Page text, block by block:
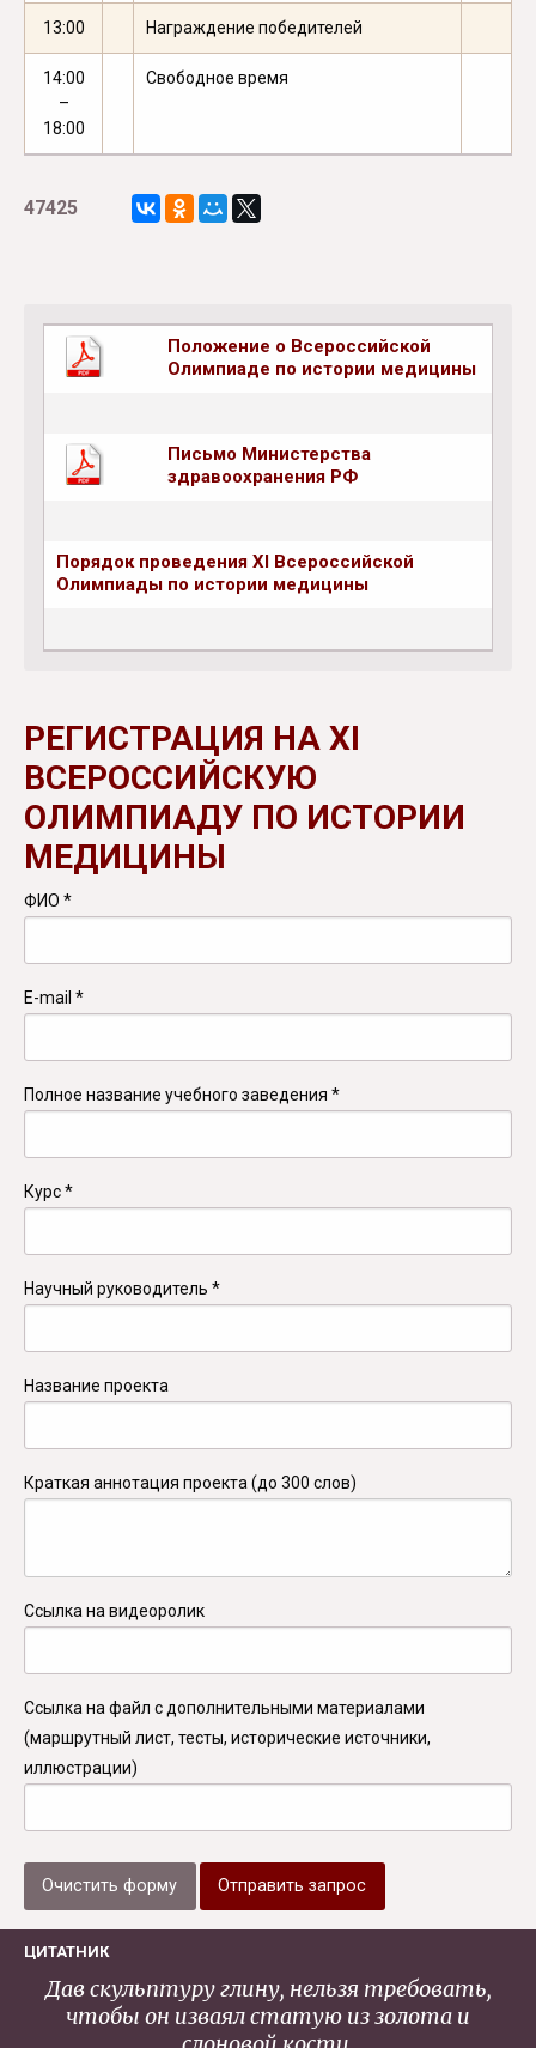
13:00 Награждение победителей
14:00
–
18:00
Свободное время
47425
Положение о Всероссийской
Олимпиаде по истории медицины
Письмо Министерства
здравоохранения РФ
Порядок проведения XI Всероссийской
Олимпиады по истории медицины
РЕГИСТРАЦИЯ НА ХI
ВСЕРОССИЙСКУЮ
ОЛИМПИАДУ ПО ИСТОРИИ
МЕДИЦИНЫ
ФИО *
E-mail *
Полное название учебного заведения *
Курс*
Научный руководитель *
Название проекта
Краткая аннотация проекта (до 300 слов)
Ссылка на видеоролик
Ссылка на файл с дополнительными материалами
(маршрутный лист, тесты, исторические источники,
иллюстрации)
ЦИТАТНИК
Дав скульптуру глину, нельзя требовать,
чтобы он изваял статую из золота и